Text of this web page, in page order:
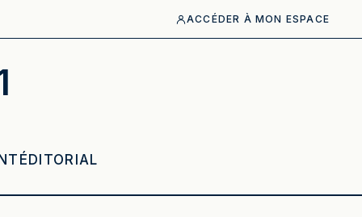
ACCÉDER À MON ESPACE
ÉDITORIAL